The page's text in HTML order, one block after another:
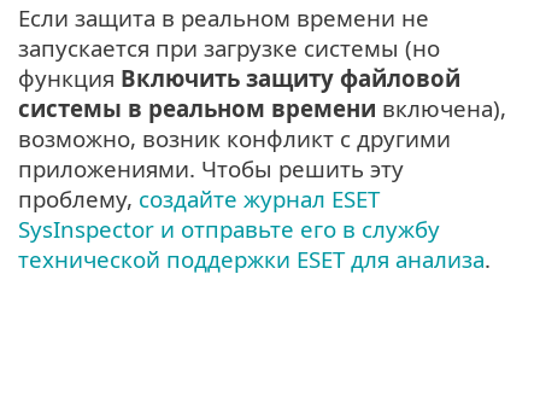
Если защита в реальном времени не
запускается при загрузке системы (но
функция Включить защиту файловой
системы в реальном времени включена),
возможно, возник конфликт с другими
приложениями. Чтобы решить эту
проблему, создайте журнал ESET
SysInspector и отправьте его в службу
технической поддержки ESET для анализа.